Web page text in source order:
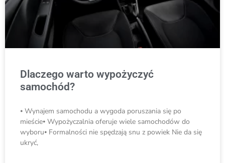
Dlaczego warto wypożyczyć
samochód?
⦁ Wynajem samochodu a wygoda poruszania się po
mieście⦁ Wypożyczalnia oferuje wiele samochodów do
wyboru⦁ Formalności nie spędzają snu z powiek Nie da się
ukryć,